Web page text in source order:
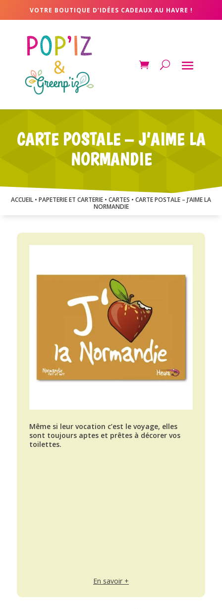
VOTRE BOUTIQUE D’IDÉES CADEAUX AU HAVRE !
CARTE POSTALE – J’AIME LA
NORMANDIE
ACCUEIL • PAPETERIE ET CARTERIE • CARTES • CARTE POSTALE – J’AIME LA
NORMANDIE
Même si leur vocation c’est le voyage, elles
sont toujours aptes et prêtes à décorer vos
toilettes.
En savoir +